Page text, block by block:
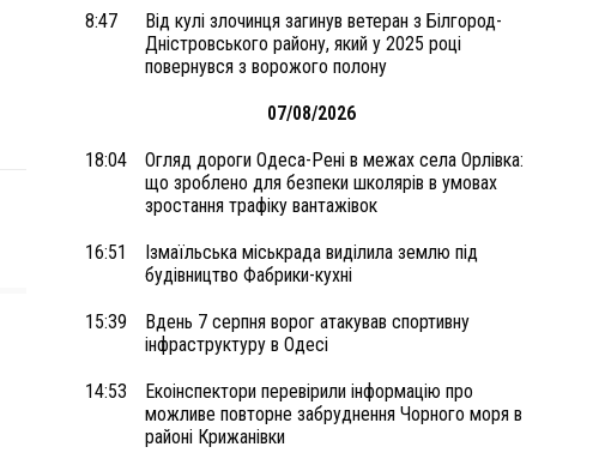
8:47
Від кулі злочинця загинув ветеран з Білгород-
Дністровського району, який у 2025 році
повернувся з ворожого полону
07/08/2026
18:04
Огляд дороги Одеса-Рені в межах села Орлівка:
що зроблено для безпеки школярів в умовах
зростання трафіку вантажівок
16:51
Ізмаїльська міськрада виділила землю під
будівництво Фабрики-кухні
15:39
Вдень 7 серпня ворог атакував спортивну
інфраструктуру в Одесі
14:53
Екоінспектори перевірили інформацію про
можливе повторне забруднення Чорного моря в
районі Крижанівки